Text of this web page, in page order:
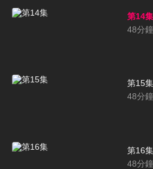
第14集
48分鐘
第15集
48分鐘
第16集
48分鐘